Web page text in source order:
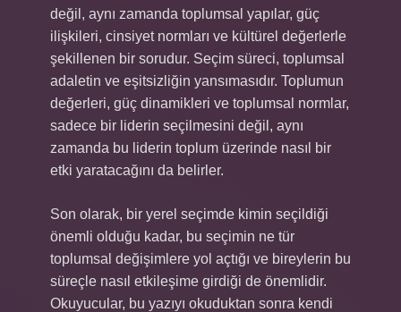
değil, aynı zamanda toplumsal yapılar, güç
ilişkileri, cinsiyet normları ve kültürel değerlerle
şekillenen bir sorudur. Seçim süreci, toplumsal
adaletin ve eşitsizliğin yansımasıdır. Toplumun
değerleri, güç dinamikleri ve toplumsal normlar,
sadece bir liderin seçilmesini değil, aynı
zamanda bu liderin toplum üzerinde nasıl bir
etki yaratacağını da belirler.
Son olarak, bir yerel seçimde kimin seçildiği
önemli olduğu kadar, bu seçimin ne tür
toplumsal değişimlere yol açtığı ve bireylerin bu
süreçle nasıl etkileşime girdiği de önemlidir.
Okuyucular, bu yazıyı okuduktan sonra kendi